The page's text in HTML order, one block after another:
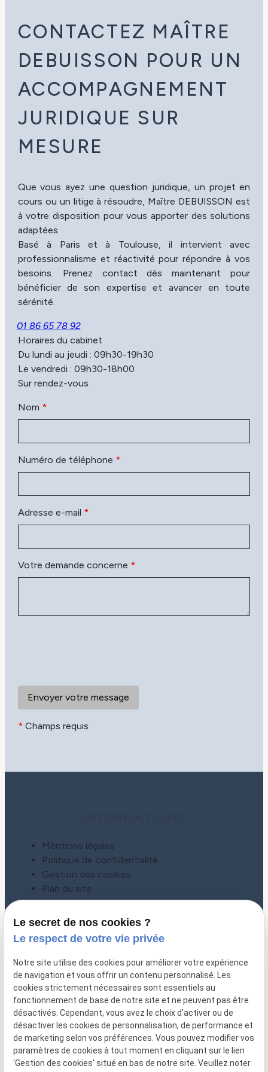
CONTACTEZ MAÎTRE
DEBUISSON POUR UN
ACCOMPAGNEMENT
JURIDIQUE SUR
MESURE
Que vous ayez une question juridique, un projet en
cours ou un litige à résoudre, Maître DEBUISSON est
à votre disposition pour vous apporter des solutions
adaptées.
Basé à Paris et à Toulouse, il intervient avec
professionnalisme et réactivité pour répondre à vos
besoins. Prenez contact dès maintenant pour
bénéficier de son expertise et avancer en toute
sérénité.
01 86 65 78 92
Horaires du cabinet
Du lundi au jeudi : 09h30-19h30
Le vendredi : 09h30-18h00
Sur rendez-vous
Nom *
Numéro de téléphone *
Adresse e-mail *
Votre demande concerne *
*Champs requis
Mentions légales
Politique de confidentialité
Gestion des cookies
Plan du site
CONTACT
01 86 65 78 92
Le secret de nos cookies ?
Le respect de votre vie privée
Notre site utilise des cookies pour améliorer votre expérience
de navigation et vous offrir un contenu personnalisé. Les
cookies strictement nécessaires sont essentiels au
fonctionnement de base de notre site et ne peuvent pas être
désactivés. Cependant, vous avez le choix d'activer ou de
désactiver les cookies de personnalisation, de performance et
de marketing selon vos préférences. Vous pouvez modifier vos
paramètres de cookies à tout moment en cliquant sur le lien
'Gestion des cookies' situé en bas de notre site. Veuillez noter